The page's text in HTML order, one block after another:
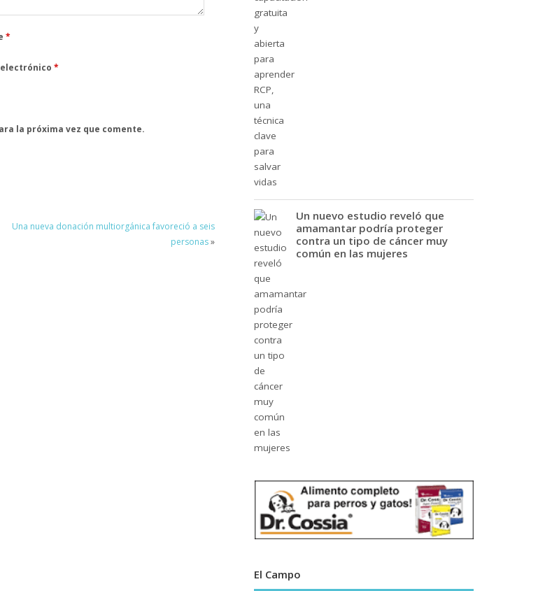
*
*
la próxima vez que comente.
Una nueva donación multiorgánica favoreció a seis
personas»
Un nuevo estudio reveló que
amamantar podría proteger
contra un tipo de cáncer muy
común en las mujeres
El Campo